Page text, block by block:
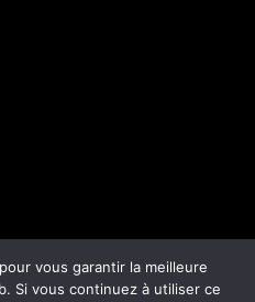
vous garantir la meilleure
Si vous continuez à utiliser ce